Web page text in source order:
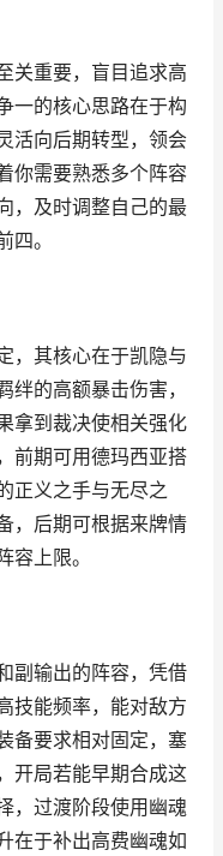
关重要，盲目追求高
一的核心思路在于构
活向后期转型，领会
你需要熟悉多个阵容
，及时调整自己的最
。
，其核心在于凯隐与
的高额暴击伤害，
拿到裁决使相关强化
前期可用德玛西亚搭
正义之手与无尽之
，后期可根据来牌情
容上限。
副输出的阵容，凭借
技能频率，能对敌方
备要求相对固定，塞
开局若能早期合成这
，过渡阶段使用幽魂
在于补出高费幽魂如